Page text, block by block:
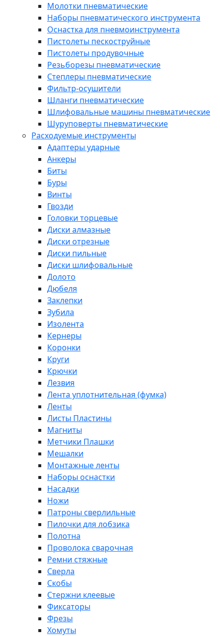
Молотки пневматические
Наборы пневматического инструмента
Оснастка для пневмоинструмента
Пистолеты пескоструйные
Пистолеты продувочные
Резьборезы пневматические
Степлеры пневматические
Фильтр-осушители
Шланги пневматические
Шлифовальные машины пневматические
Шуруповерты пневматические
Расходуемые инструменты
Адаптеры ударные
Анкеры
Биты
Буры
Винты
Гвозди
Головки торцевые
Диски алмазные
Диски отрезные
Диски пильные
Диски шлифовальные
Долото
Дюбеля
Заклепки
Зубила
Изолента
Кернеры
Коронки
Круги
Крючки
Лезвия
Лента уплотнительная (фумка)
Ленты
Листы Пластины
Магниты
Метчики Плашки
Мешалки
Монтажные ленты
Наборы оснастки
Насадки
Ножи
Патроны сверлильные
Пилочки для лобзика
Полотна
Проволока сварочная
Ремни стяжные
Сверла
Скобы
Стержни клеевые
Фиксаторы
Фрезы
Хомуты